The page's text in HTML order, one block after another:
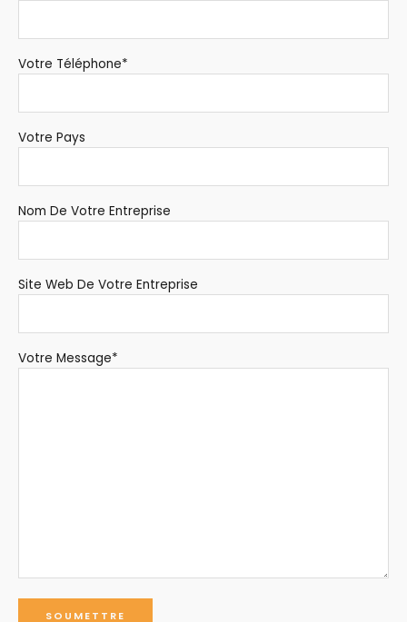
Votre Téléphone*
Votre Pays
Nom De Votre Entreprise
Site Web De Votre Entreprise
Votre Message*